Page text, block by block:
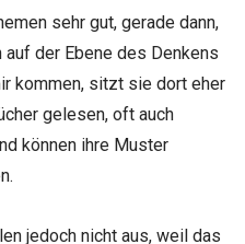
sehr gut, gerade dann,
der Ebene des Denkens
kommen, sitzt sie dort eher
gelesen, oft auch
können ihre Muster
jedoch nicht aus, weil das